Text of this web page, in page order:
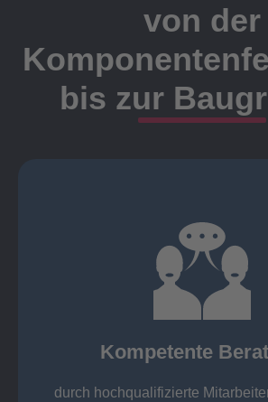
von der
bis zur
Kompetente
durch hochqualifizierte
Kompetente Beratung
„Fach“.
findet die Kundenbetreuung
Meister, Techniker oder Ingenieure statt.
Ansprechpartner